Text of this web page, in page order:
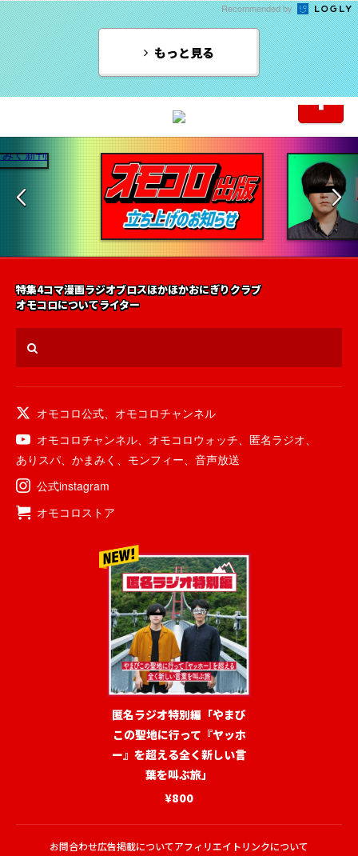
Recommended by
もっと見る
特集4コマ漫画ラジオブロスほかほかおにぎりクラブ
オモコロについてライター
オモコロ公式
オモコロチャンネル
オモコロチャンネル
オモコロウォッチ 匿名ラジオ
ありスパ
かまみく モンフィー
音声放送
公式instagram
オモコロストア
匿名ラジオ特別編「やまび
この聖地に行って『ヤッホ
ー』を超える全く新しい言
葉を叫ぶ旅」
¥800
お問合わせ広告掲載についてアフィリエイトリンクについて